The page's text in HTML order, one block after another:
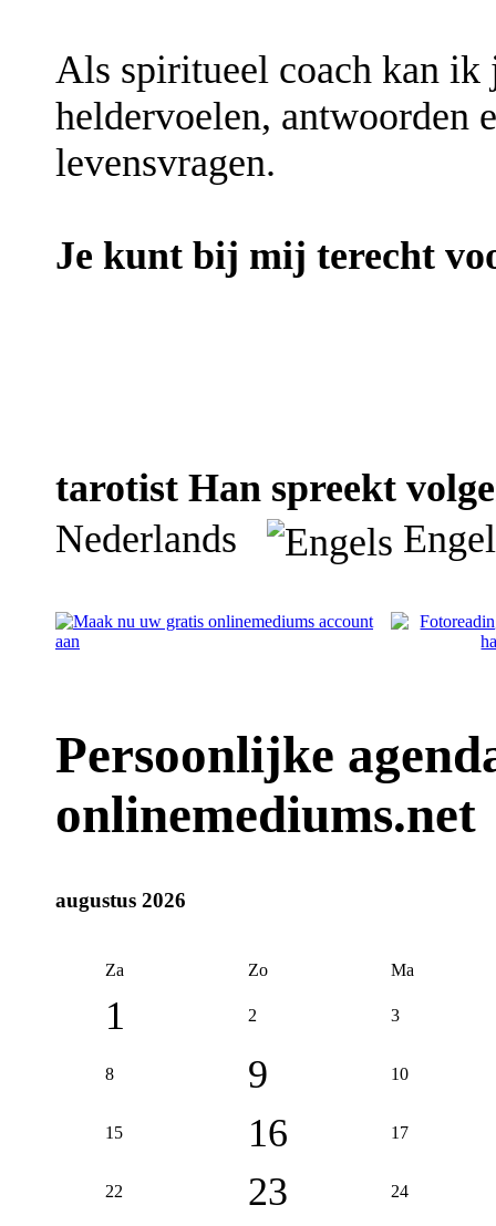
Als spiritueel coach kan ik
heldervoelen, antwoorden
levensvragen.
Je kunt bij mij terecht
tarotist Han spreekt
Nederlands
Persoonlijke
onlinemediums.net
augustus 2026
Za Zo Ma
1 2 3
8 9 10
15 16 17
22 23 24